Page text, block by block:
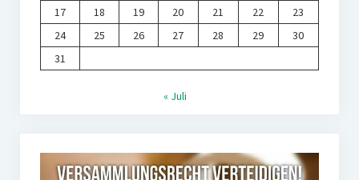
17 18 19 20 21 22
23
24
25 26 27 28 29
30
31
« Juli